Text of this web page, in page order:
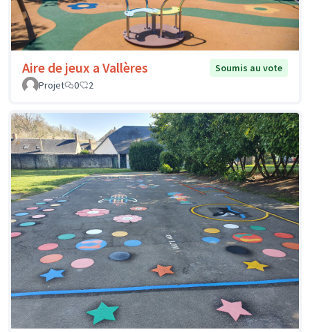
Aire de jeux a Vallères
Soumis au vote
Projet
0 2